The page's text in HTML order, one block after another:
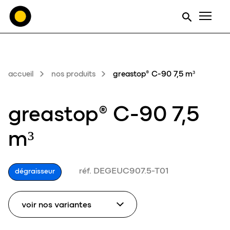
accueil nos produits greastop® C-90 7,5 m³
greastop® C-90 7,5
m³
dégraisseur réf. DEGEUC907.5-T01